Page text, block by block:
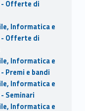
- Offerte di
Informatica e
- Offerte di
Informatica e
Premi e bandi
Informatica e
Seminari
Informatica e